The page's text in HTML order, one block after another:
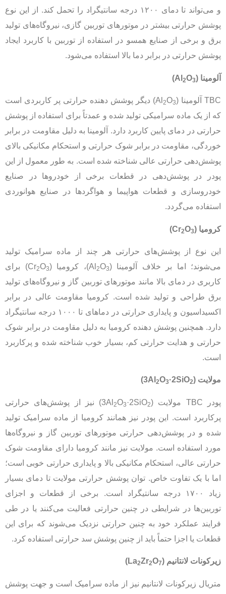
و می‌تواند تا دمای ۱۲۰۰ درجه سانتیگراد را تحمل کند. از این نوع
پوشش حرارتی بیشتر در موتورهای توربین گازی، نیروگاه‌های تولید
برق و برخی از صنایع همسو در استفاده از توربین با کاربرد ایجاد
پوشش حرارتی در برابر دما بالا استفاده می‌شود.
آلومینا (Al
2O3
)
TBC آلومینا (Al 2O3
) دیگر پوشش دهنده حرارتی پر کاربردی است
که از یک ماده سرامیکی تولید شده و عمدتاً برای استفاده از پوشش
حرارتی در دمای پایین کاربرد دارد. آلومینا به دلیل مقاومت در برابر
خوردگی، مقاومت در برابر شوک حرارتی و استحکام مکانیکی بالای
پوشش‌دهی حرارتی عالی شناخته شده است. به طور معمول از این
پودر در پوشش‌دهی در قطعات برخی از خودروها در صنایع
خودروسازی و قطعات هواپیما و هواگردها در صنایع هوانوردی
استفاده می‌گردد.
کرومیا (Cr
2O3
)
این نوع از پوشش‌های حرارتی هر چند از ماده سرامیک تولید
می‌شوند؛ اما بر خلاف آلومینا (Al
2O3 )، کرومیا (Cr 2O3
) برای
کاربری در دمای بالا مانند موتورهای توربین گاز و نیروگاه‌های تولید
برق طراحی و تولید شده است. کرومیا مقاومت عالی در برابر
اکسیداسیون و پایداری حرارتی در دماهای تا ۱۰۰۰ درجه سانتیگراد
دارد. همچنین پوشش دهنده کرومیا به دلیل مقاومت در برابر شوک
حرارتی و هدایت حرارتی کم، بسیار خوب شناخته شده و پرکاربرد
است.
مولایت (3Al
2O3·2SiO2
)
پودر TBC مولایت (3Al 2O3 ·2SiO2
) نیز از پوشش‌های حرارتی
پرکاربرد است. این پودر نیز همانند کرومیا از ماده سرامیک تولید
شده و در پوشش‌دهی حرارتی موتورهای توربین گاز و نیروگاه‌ها
مورد استفاده است. مولایت نیز مانند کرومیا دارای مقاومت شوک
حرارتی عالی، استحکام مکانیکی بالا و پایداری حرارتی خوبی است؛
اما با یک تفاوت خاص. توان پوشش حرارتی مولایت تا دمای بسیار
زیاد ۱۷۰۰ درجه سانتیگراد است. برخی از قطعات و اجزای
توربین‌ها در شرایطی در چنین حرارتی فعالیت می‌کنند یا در طی
فرایند عملکرد خود به چنین حرارتی نزدیک می‌شوند که برای این
قطعات یا اجزا حتماً باید از چنین پوشش سد حرارتی استفاده کرد.
زیرکونات لانتانیم (La
2Zr2O7
)
متریال زیرکونات لانتانیم نیز از ماده سرامیک است و جهت پوشش